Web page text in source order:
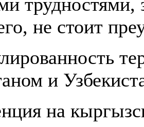
не стоит
и
на